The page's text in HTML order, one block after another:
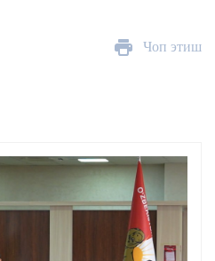
Чоп этиш